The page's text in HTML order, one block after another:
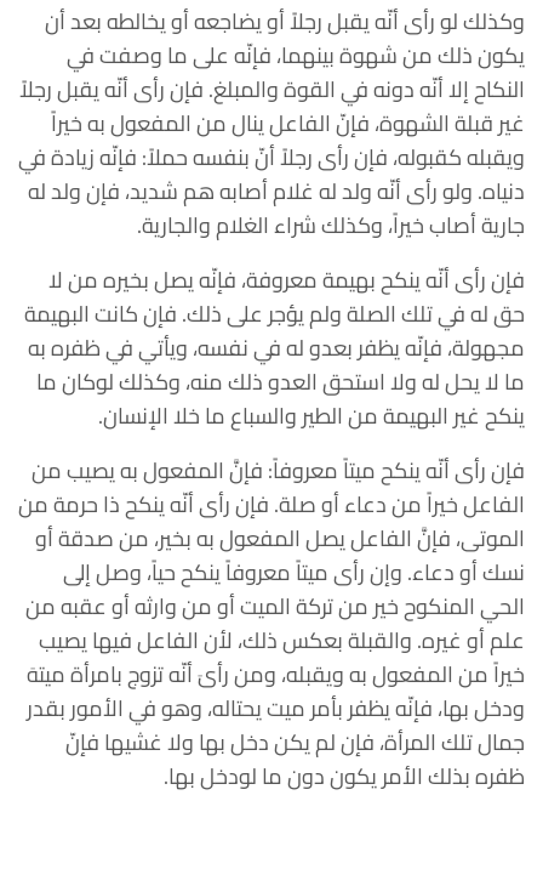
وكذلك لو رأى أنّه يقبل رجلاً أو يضاجعه أو يخالطه بعد أن
يكون ذلك من شهوة بينهما، فإنّه على ما وصفت في
النكاح إلا أنّه دونه في القوة والمبلغ. فإن رأى أنّه يقبل رجلاً
غير قبلة الشهوة، فإنّ الفاعل ينال من المفعول به خيراً
ويقبله كقبوله، فإن رأى رجلاً أنّ بنفسه حملاً: فإنّه زيادة في
دنياه. ولو رأى أنّه ولد له غلام أصابه هم شديد، فإن ولد له
جارية أصاب خيراً، وكذلك شراء الغلام والجارية.
فإن رأى أنّه ينكح بهيمة معروفة، فإنّه يصل بخيره من لا
حق له في تلك الصلة ولم يؤجر على ذلك. فإن كانت البهيمة
مجهولة، فإنّه يظفر بعدو له في نفسه، ويأتي في ظفره به
ما لا يحل له ولا استحق العدو ذلك منه، وكذلك لوكان ما
ينكح غير البهيمة من الطير والسباع ما خلا الإنسان.
فإن رأى أنّه ينكح ميتاً معروفاً: فإنَّ المفعول به يصيب من
الفاعل خيراً من دعاء أو صلة. فإن رأى أنّه ينكح ذا حرمة من
الموتى، فإنَّ الفاعل يصل المفعول به بخير، من صدقة أو
نسك أو دعاء. وإن رأى ميتاً معروفاً ينكح حياً، وصل إلى
الحي المنكوح خير من تركة الميت أو من وارثه أو عقبه من
علم أو غيره. والقبلة بعكس ذلك، لأن الفاعل فيها يصيب
خيراً من المفعول به ويقبله، ومن رأىَ أنّه تزوج بامرأة ميتهَ
ودخل بها، فإنّه يظفر بأمر ميت يحتاله، وهو في الأمور بقدر
جمال تلك المرأة، فإن لم يكن دخل بها ولا غشيها فإنّ
ظفره بذلك الأمر يكون دون ما لودخل بها.